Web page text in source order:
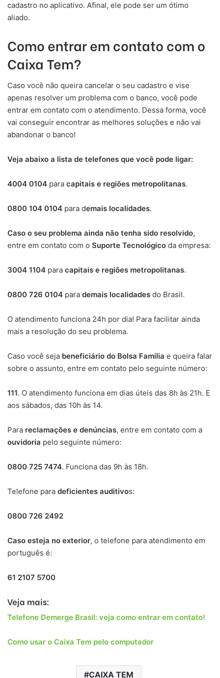
cadastro no aplicativo. Afinal, ele pode ser um ótimo
aliado.
Como entrar em contato com o
Caixa Tem?
Caso você não queira cancelar o seu cadastro e vise
apenas resolver um problema com o banco, você pode
entrar em contato com o atendimento. Dessa forma, você
vai conseguir encontrar as melhores soluções e não vai
abandonar o banco!
Veja abaixo a lista de telefones que você pode ligar:
4004 0104 para capitais e regiões metropolitanas.
0800 104 0104 para demais localidades.
Caso o seu problema ainda não tenha sido resolvido,
entre em contato com o Suporte Tecnológico da empresa:
3004 1104 para capitais e regiões metropolitanas.
0800 726 0104 para demais localidades do Brasil.
O atendimento funciona 24h por dia! Para facilitar ainda
mais a resolução do seu problema.
Caso você seja beneficiário do Bolsa Família e queira falar
sobre o assunto, entre em contato pelo seguinte número:
111. O atendimento funciona em dias úteis das 8h às 21h. E
aos sábados, das 10h às 14.
Para reclamações e denúncias, entre em contato com a
ouvidoria pelo seguinte número:
0800 725 7474. Funciona das 9h às 18h.
Telefone para deficientes auditivos:
0800 726 2492
Caso esteja no exterior, o telefone para atendimento em
português é:
61 2107 5700
Veja mais:
Telefone Demerge Brasil: veja como entrar em contato!
Como usar o Caixa Tem pelo computador
CAIXA TEM